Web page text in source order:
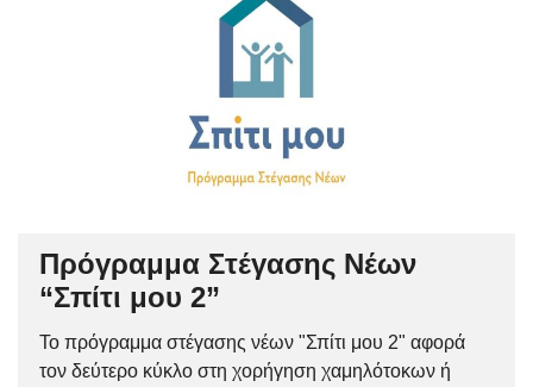
Πρόγραμμα Στέγασης Νέων
“Σπίτι μου 2”
Το πρόγραμμα στέγασης νέων "Σπίτι μου 2" αφορά
τον δεύτερο κύκλο στη χορήγηση χαμηλότοκων ή